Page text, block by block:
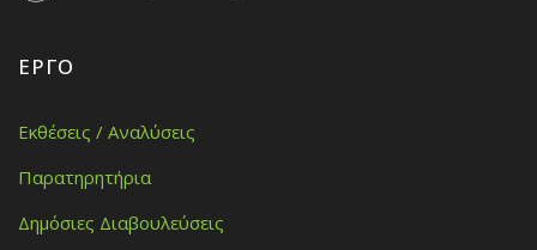
ΈΡΓΟ
Εκθέσεις / Αναλύσεις
Παρατηρητήρια
Δημόσιες Διαβουλεύσεις